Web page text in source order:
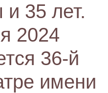
35 лет.
2024
36-й
имени